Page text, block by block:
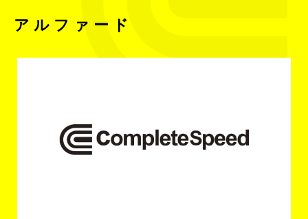
アルファード